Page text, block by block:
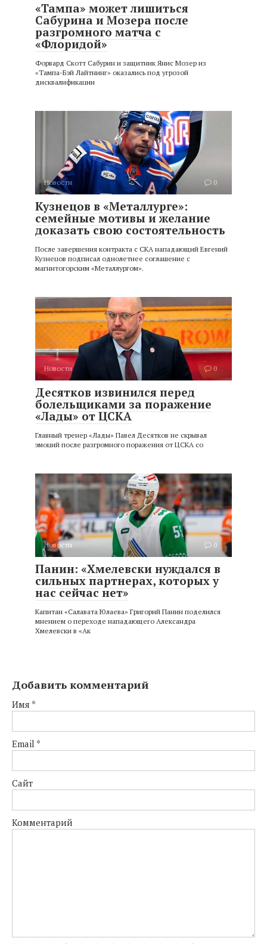
«Тампа» может лишиться
Сабурина и Мозера после
разгромного матча с
«Флоридой»
Форвард Скотт Сабурин и защитник Янис Мозер из
«Тампа-Бэй Лайтнинг» оказались под угрозой
дисквалификации
Новости 0
Кузнецов в «Металлурге»:
семейные мотивы и желание
доказать свою состоятельность
После завершения контракта с СКА нападающий Евгений
Кузнецов подписал однолетнее соглашение с
магнитогорским «Металлургом».
Новости 0
Десятков извинился перед
болельщиками за поражение
«Лады» от ЦСКА
Главный тренер «Лады» Павел Десятков не скрывал
эмоций после разгромного поражения от ЦСКА со
Новости 0
Панин: «Хмелевски нуждался в
сильных партнерах, которых у
нас сейчас нет»
Капитан «Салавата Юлаева» Григорий Панин поделился
мнением о переходе нападающего Александра
Хмелевски в «Ак
Добавить комментарий
Имя *
Email *
Сайт
Комментарий